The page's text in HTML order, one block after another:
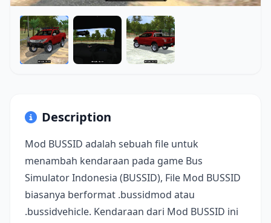
Description
Mod BUSSID adalah sebuah file untuk
menambah kendaraan pada game Bus
Simulator Indonesia (BUSSID), File Mod BUSSID
biasanya berformat .bussidmod atau
.bussidvehicle. Kendaraan dari Mod BUSSID ini